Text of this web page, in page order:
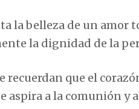
la belleza de un amor
la dignidad de la
recuerdan que el
aspira a la comunión y